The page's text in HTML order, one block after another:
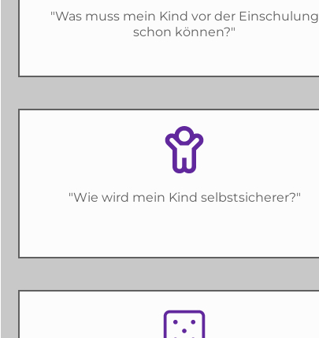
"Was muss mein Kind vor der Einschulung
schon können?"
"Wie wird mein Kind selbstsicherer?"